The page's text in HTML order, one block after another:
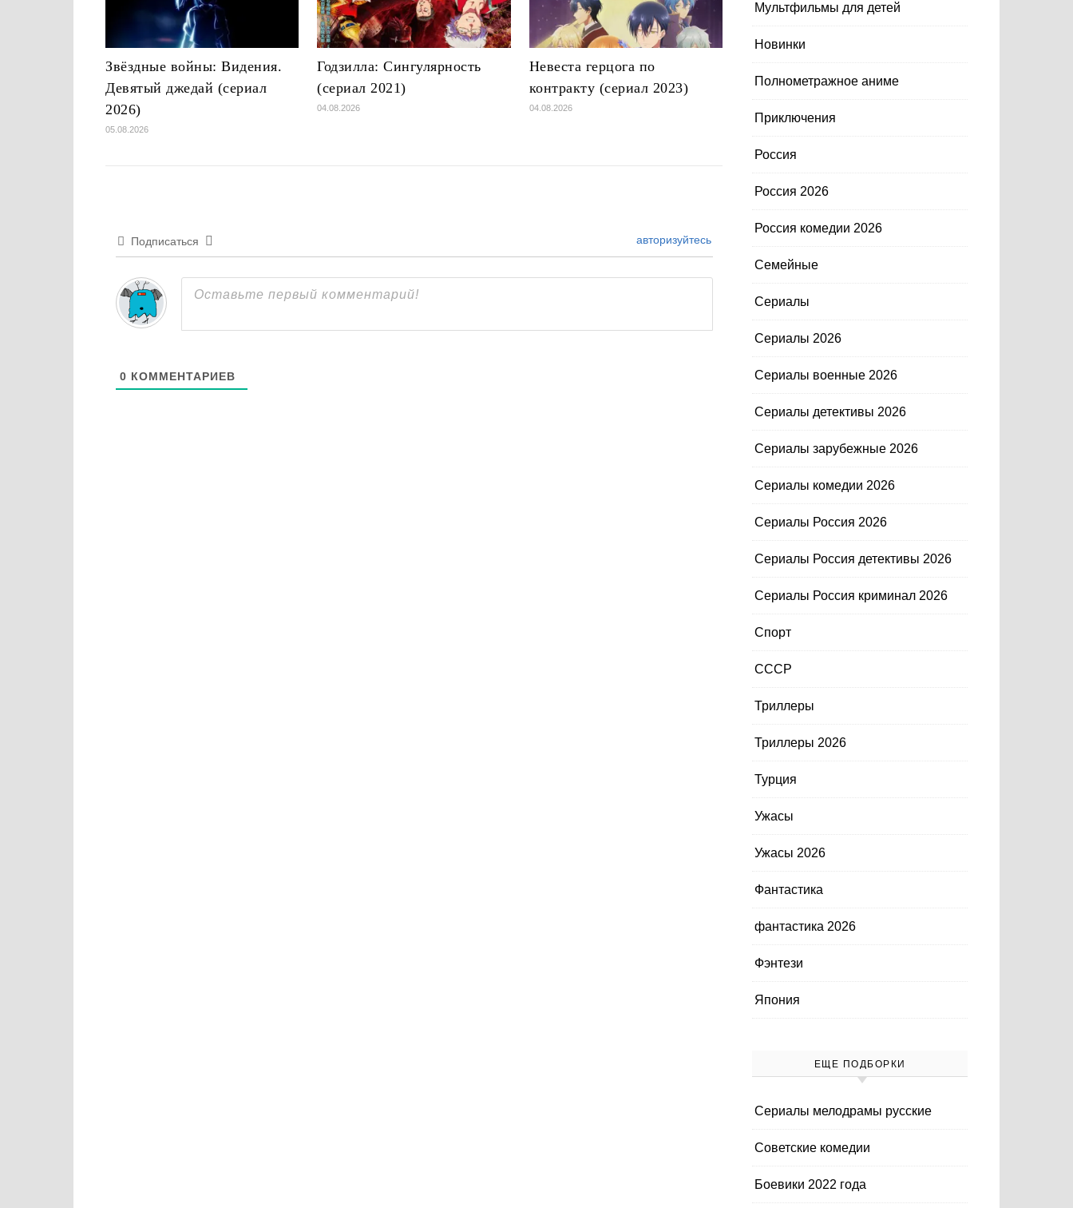
Звёздные войны: Видения.
Девятый джедай (сериал
2026)
05.08.2026
Годзилла: Сингулярность
(сериал 2021)
04.08.2026
Невеста герцога по
контракту (сериал 2023)
04.08.2026
Подписаться авторизуйтесь
0 КОММЕНТАРИЕВ
Мультфильмы для детей
Новинки
Полнометражное аниме
Приключения
Россия
Россия 2026
Россия комедии 2026
Семейные
Сериалы
Сериалы 2026
Сериалы военные 2026
Сериалы детективы 2026
Сериалы зарубежные 2026
Сериалы комедии 2026
Сериалы Россия 2026
Сериалы Россия детективы 2026
Сериалы Россия криминал 2026
Спорт
СССР
Триллеры
Триллеры 2026
Турция
Ужасы
Ужасы 2026
Фантастика
фантастика 2026
Фэнтези
Япония
ЕЩЕ ПОДБОРКИ
Cериалы мелодрамы русские
Cоветские комедии
Боевики 2022 года